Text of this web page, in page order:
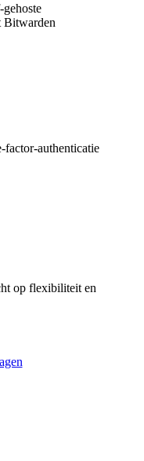
Bitwarden
factor-authenticatie
op flexibiliteit en